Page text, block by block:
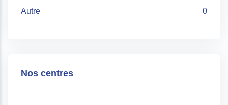
Autre 0
Nos centres